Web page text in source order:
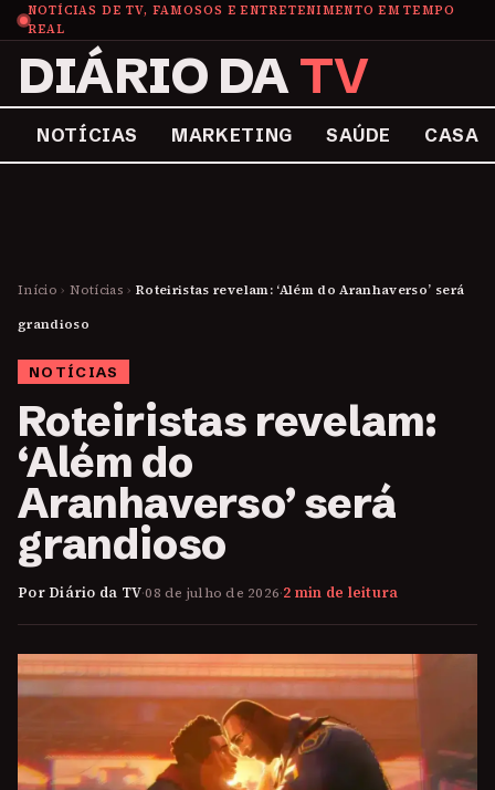
NOTÍCIAS DE TV, FAMOSOS E ENTRETENIMENTO EM TEMPO
REAL
DIÁRIO DATV
NOTÍCIAS MARKETING SAÚDE CASA
Início › Notícias › Roteiristas revelam: ‘Além do Aranhaverso’ será
grandioso
NOTÍCIAS
Roteiristas revelam:
‘Além do
Aranhaverso’ será
grandioso
Por Diário da TV·08 de julho de 2026·2 min de leitura